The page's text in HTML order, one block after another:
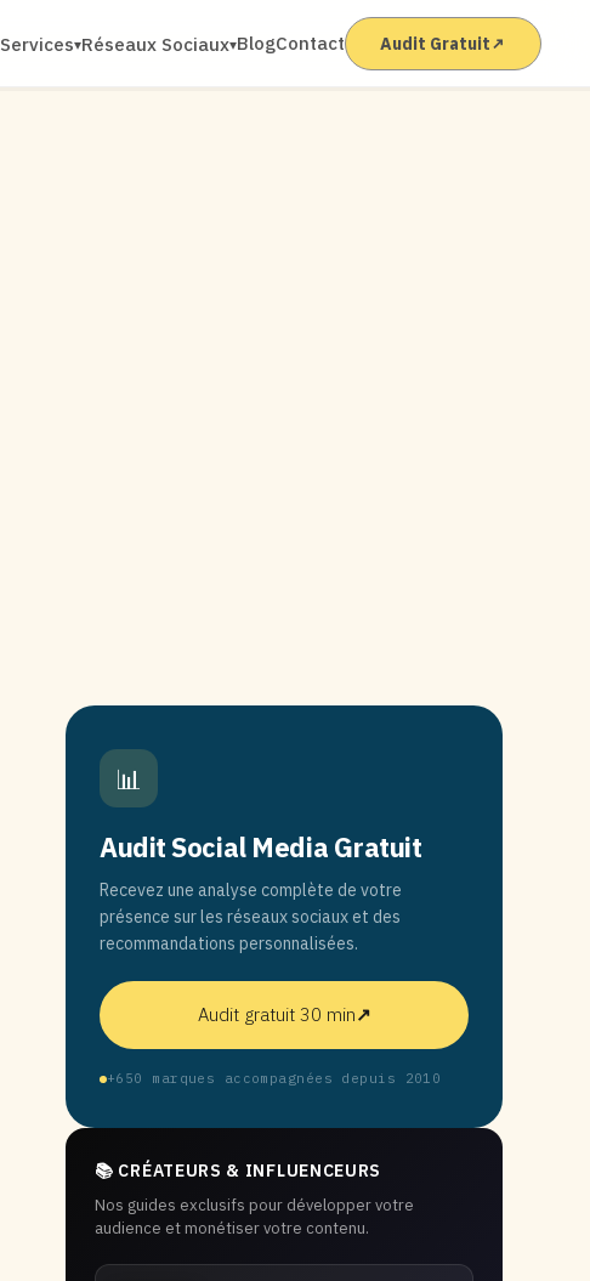
Services▾Réseaux Sociaux▾BlogContact Audit Gratuit↗
📊
Audit Social Media Gratuit
Recevez une analyse complète de votre
présence sur les réseaux sociaux et des
recommandations personnalisées.
Audit gratuit 30 min↗
+650 marques accompagnées depuis 2010
📚 CRÉATEURS & INFLUENCEURS
Nos guides exclusifs pour développer votre
audience et monétiser votre contenu.